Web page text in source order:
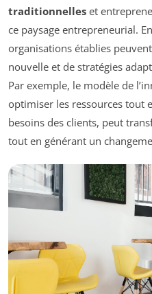
traditionnelles et
ce paysage entrepreneurial.
organisations établies
nouvelle et de stratégies
Par exemple, le modèle de
optimiser les ressources tout
besoins des clients, peut
tout en générant un